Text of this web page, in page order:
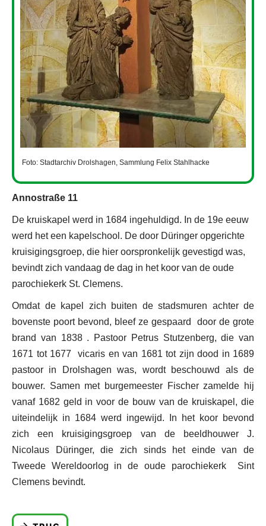
Foto: Stadtarchiv Drolshagen, Sammlung Felix Stahlhacke
Annostraße 11
De kruiskapel werd in 1684 ingehuldigd. In de 19e eeuw
werd het een kapelschool. De door Düringer opgerichte
kruisigingsgroep, die hier oorspronkelijk gevestigd was,
bevindt zich vandaag de dag in het koor van de oude
parochiekerk St. Clemens.
Omdat de kapel zich buiten de stadsmuren achter de
bovenste poort bevond, bleef ze gespaard door de grote
brand van 1838 . Pastoor Petrus Stutzenberg, die van
1671 tot 1677 vicaris en van 1681 tot zijn dood in 1689
pastoor in Drolshagen was, wordt beschouwd als de
bouwer. Samen met burgemeester Fischer zamelde hij
vanaf 1682 geld in voor de bouw van de kruiskapel, die
uiteindelijk in 1684 werd ingewijd. In het koor bevond
zich een kruisigingsgroep van de beeldhouwer J.
Nicolaus Düringer, die zich sinds het einde van de
Tweede Wereldoorlog in de oude parochiekerk Sint
Clemens bevindt.